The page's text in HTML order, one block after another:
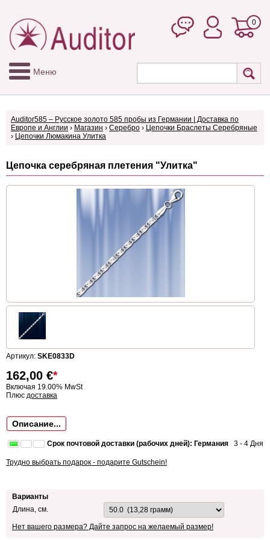
0
Меню
Auditor585 – Русское золото 585 пробы из Германии | Доставка по
Европе и Англии › Магазин › Серебро › Цепочки Браслеты Серебряные
› Цепочки Люмакина Улитка
Цепочка серебряная плетения "Улитка"
Артикул: SKE0833D
162,00 €*
Включая 19.00% MwSt
Плюс доставка
Описание...
Срок почтовой доставки (рабочих дней): Германия 3 - 4 Дня
Трудно выбрать подарок - подарите Gutschein!
Варианты
Длина, см.
Нет вашего размера? Дайте запрос на желаемый размер!